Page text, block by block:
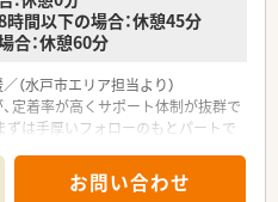
スタッフが多数活躍しています。
ベートと両立させながら、限られた
処方箋に対応するため、常に新しい
心あふれる方が活躍しています。
おります。
間以下の場合：休憩45分
合：休憩60分
（水戸市エリア担当より）
定着率が高くサポート体制が抜群で
ずは手厚いフォローのもとパートで
＊
お問い合わせ